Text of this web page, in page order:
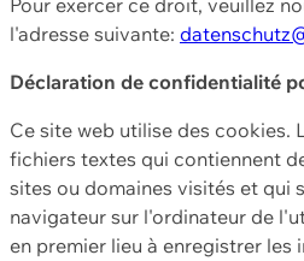
l'adresse suivante:
Déclaration de confidentialité
Ce site web utilise des cookies.
fichiers textes qui contiennent
sites ou domaines visités et qui
navigateur sur l'ordinateur de
en premier lieu à enregistrer les